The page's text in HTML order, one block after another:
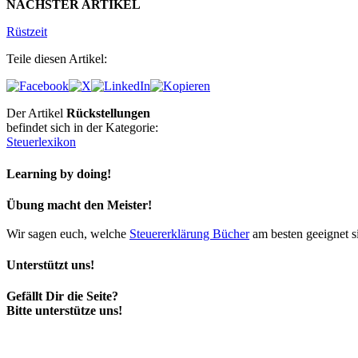
NÄCHSTER ARTIKEL
Rüstzeit
Teile diesen Artikel:
Der Artikel Rückstellungen
befindet sich in der Kategorie:
Steuerlexikon
Learning by doing!
Übung macht den Meister!
Wir sagen euch, welche Steuererklärung Bücheram besten geeignet
Unterstützt uns!
Gefällt Dir die Seite?
Bitte unterstütze uns!